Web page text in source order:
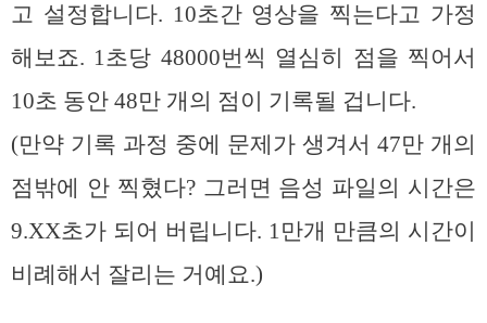
고 설정합니다. 10초간 영상을 찍는다고 가정
해보죠. 1초당 48000번씩 열심히 점을 찍어서
10초 동안 48만 개의 점이 기록될 겁니다.
(만약 기록 과정 중에 문제가 생겨서 47만 개의
점밖에 안 찍혔다? 그러면 음성 파일의 시간은
9.XX초가 되어 버립니다. 1만개 만큼의 시간이
비례해서 잘리는 거예요.)